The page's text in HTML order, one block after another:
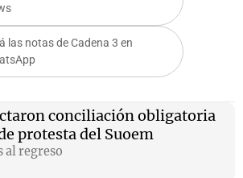
las notas de Cadena 3 en
conciliación obligatoria
protesta del Suoem
al regreso
Notas